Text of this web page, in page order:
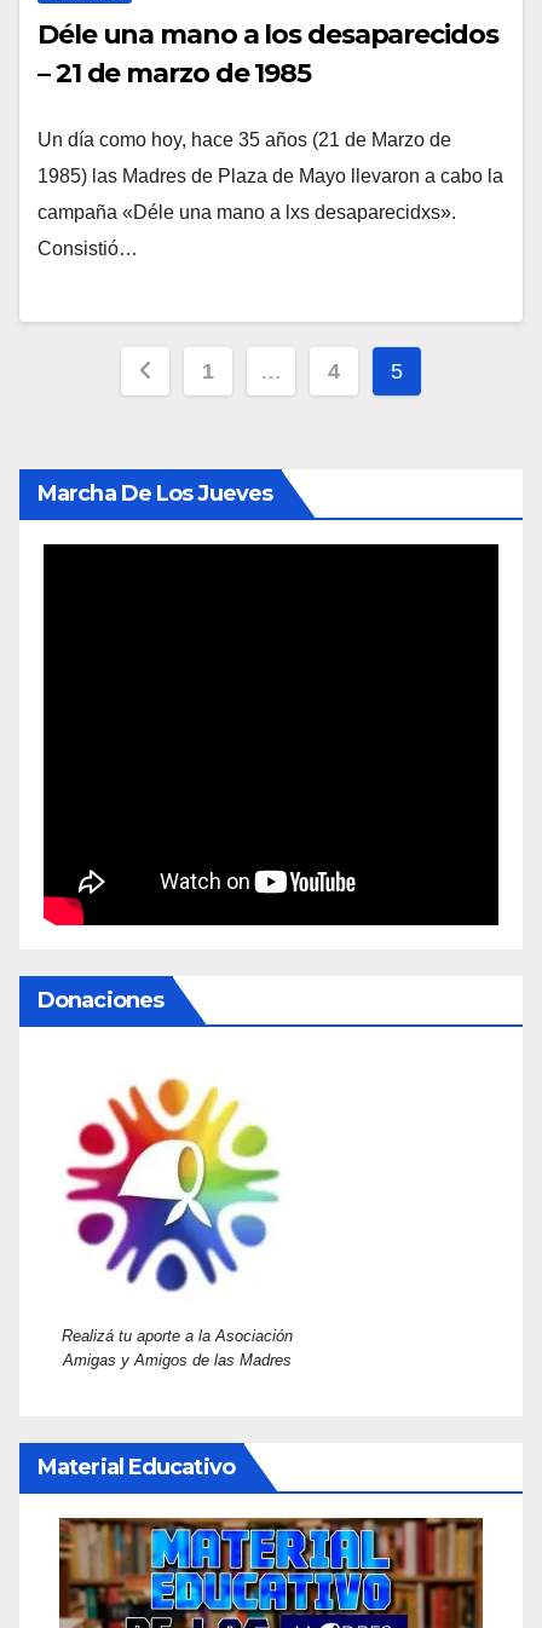
Déle una mano a los desaparecidos
– 21 de marzo de 1985
Un día como hoy, hace 35 años (21 de Marzo de
1985) las Madres de Plaza de Mayo llevaron a cabo la
campaña «Déle una mano a lxs desaparecidxs».
Consistió…
Paginación
entradas
1 … 4 5
Marcha De Los Jueves
Donaciones
Realizá tu aporte a la Asociación
Amigas y Amigos de las Madres
Material Educativo